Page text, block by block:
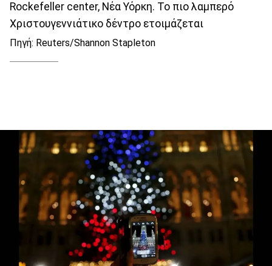
Rockefeller center, Νέα Υόρκη. Το πιο λαμπερό
Χριστουγεννιάτικο δέντρο ετοιμάζεται
Πηγή: Reuters/Shannon Stapleton